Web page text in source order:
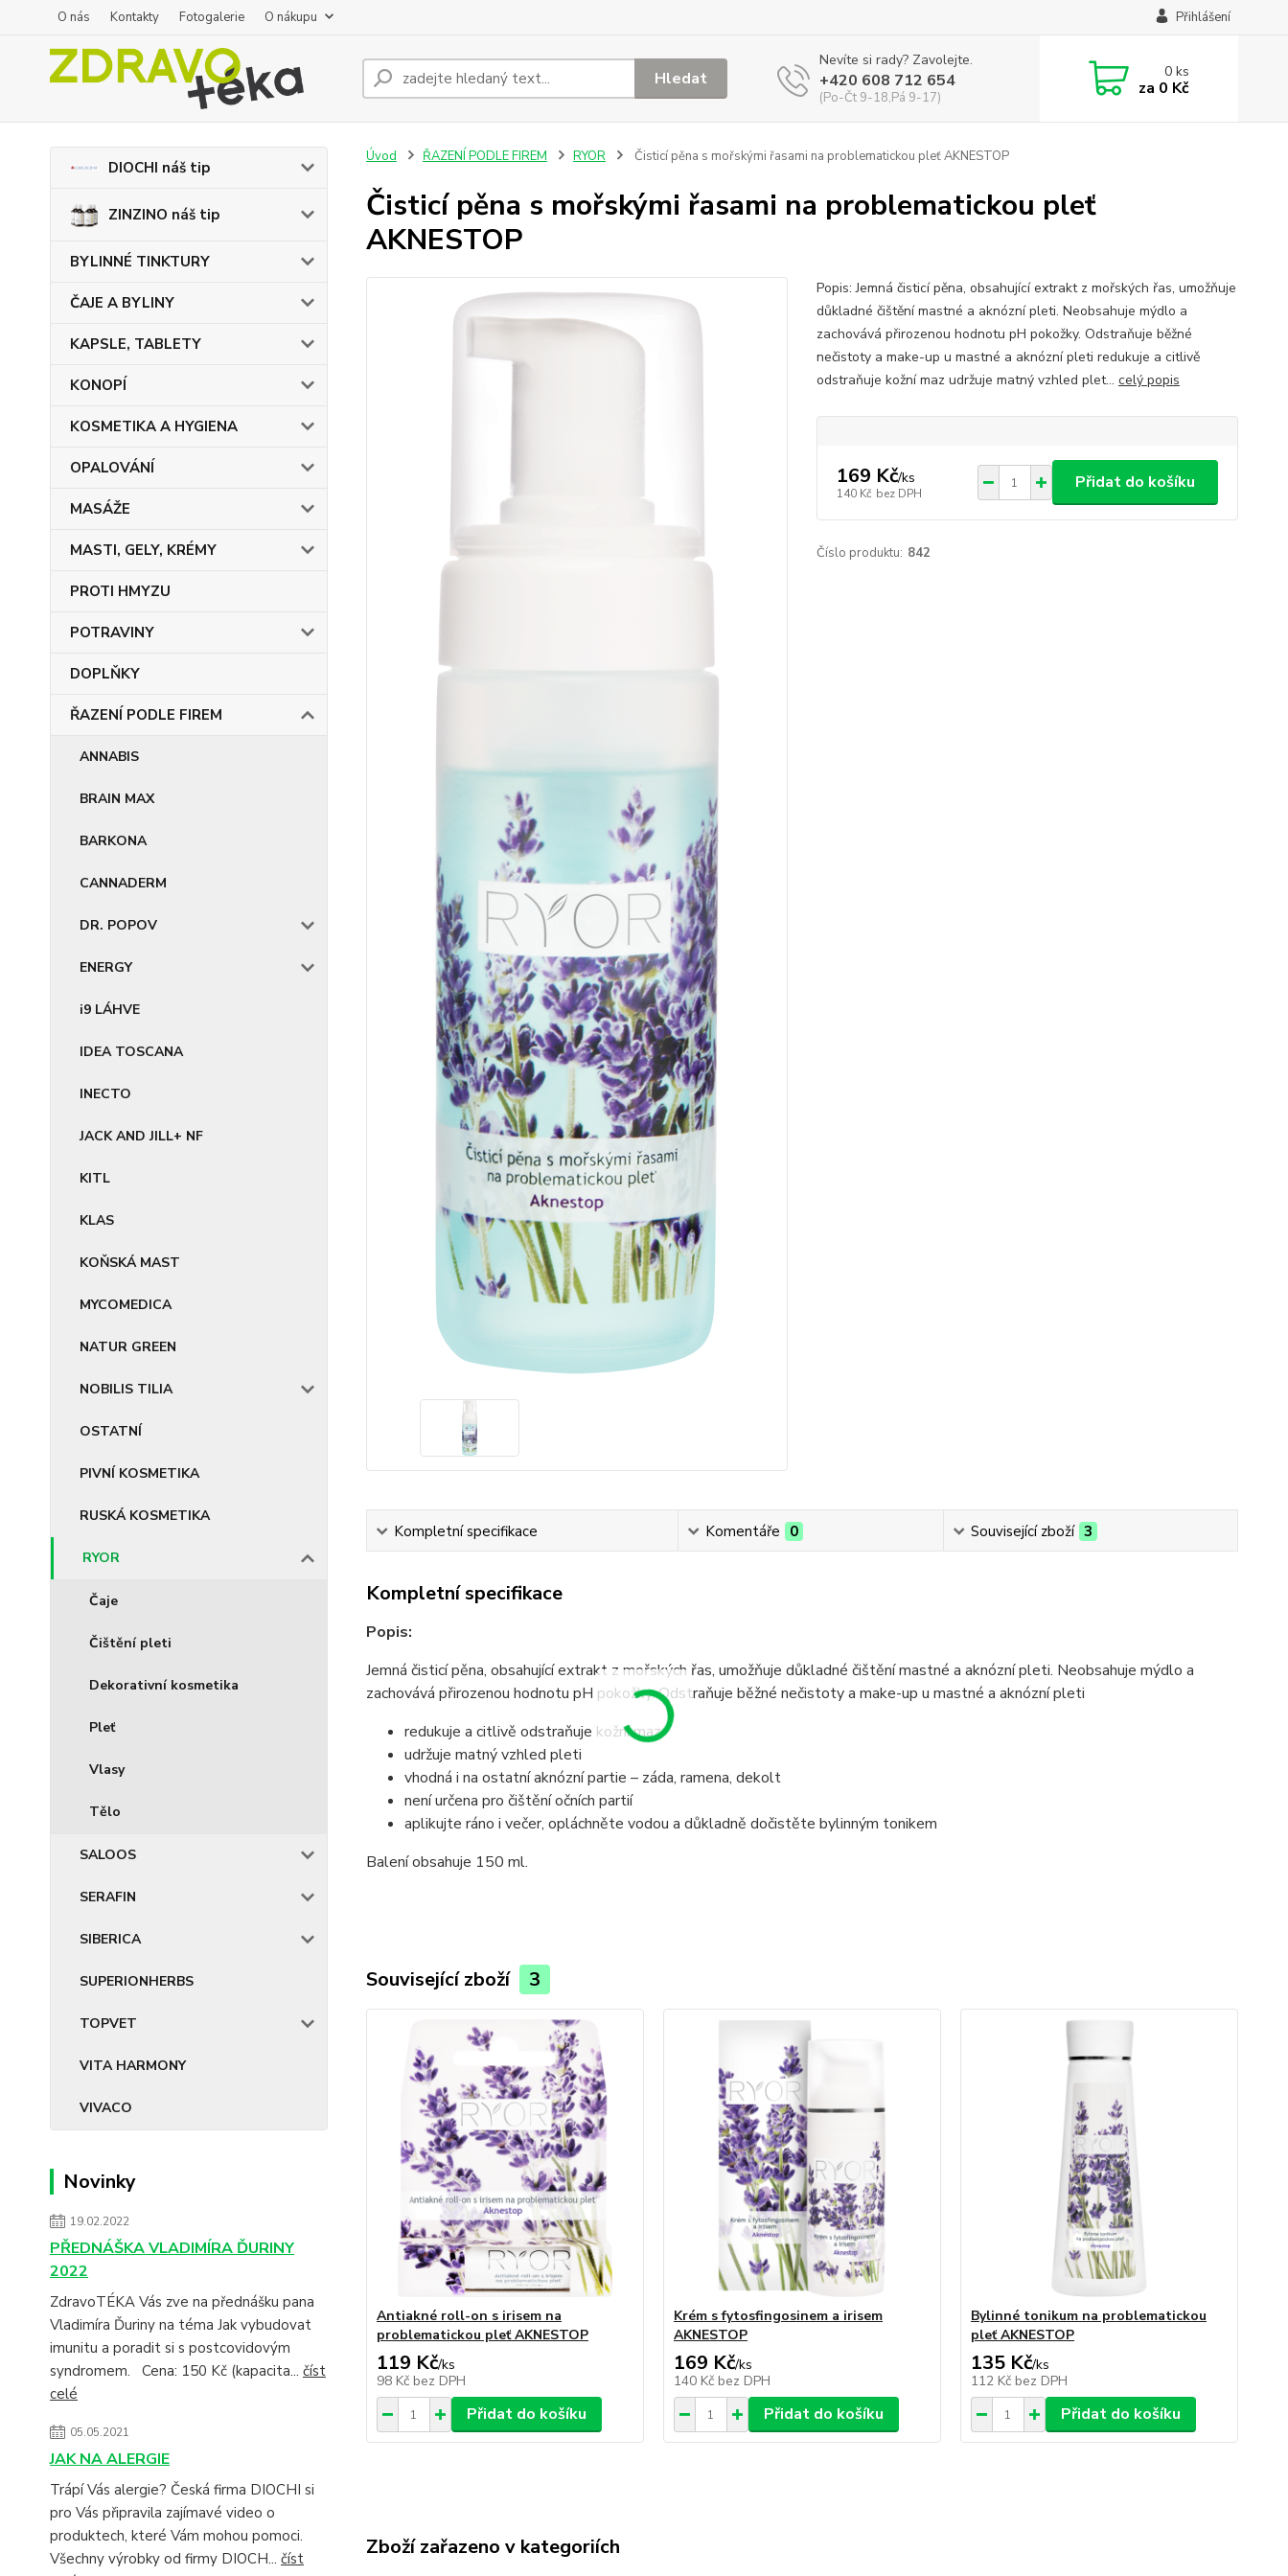
O nás Kontakty Fotogalerie O nákupu Přihlášení
Hledat
Nevíte si rady? Zavolejte.
+420 608 712 654
(Po-Čt 9-18,Pá 9-17)
0ks
za 0 Kč
DIOCHI náš tip
ZINZINO náš tip
BYLINNÉ TINKTURY
ČAJE A BYLINY
KAPSLE, TABLETY
KONOPÍ
KOSMETIKA A HYGIENA
OPALOVÁNÍ
MASÁŽE
MASTI, GELY, KRÉMY
PROTI HMYZU
POTRAVINY
DOPLŇKY
ŘAZENÍ PODLE FIREM
ANNABIS
BRAIN MAX
BARKONA
CANNADERM
DR. POPOV
ENERGY
i9 LÁHVE
IDEA TOSCANA
INECTO
JACK AND JILL+ NF
KITL
KLAS
KOŇSKÁ MAST
MYCOMEDICA
NATUR GREEN
NOBILIS TILIA
OSTATNÍ
PIVNÍ KOSMETIKA
RUSKÁ KOSMETIKA
RYOR
Čaje
Čištění pleti
Dekorativní kosmetika
Pleť
Vlasy
Tělo
SALOOS
SERAFIN
SIBERICA
SUPERIONHERBS
TOPVET
VITA HARMONY
VIVACO
Novinky
19.02.2022
PŘEDNÁŠKA VLADIMÍRA ĎURINY
2022
ZdravoTÉKA Vás zve na přednášku pana
Vladimíra Ďuriny na téma Jak vybudovat
imunitu a poradit si s postcovidovým
syndromem. Cena: 150 Kč (kapacita... číst
celé
05.05.2021
JAK NA ALERGIE
Trápí Vás alergie? Česká firma DIOCHI si
pro Vás připravila zajímavé video o
produktech, které Vám mohou pomoci.
Všechny výrobky od firmy DIOCH... číst
Úvod ŘAZENÍ PODLE FIREM RYOR Čisticí pěna s mořskými řasami na problematickou pleť AKNESTOP
Čisticí pěna s mořskými řasami na problematickou pleť
AKNESTOP
Popis: Jemná čisticí pěna, obsahující extrakt z mořských řas, umožňuje
důkladné čištění mastné a aknózní pleti. Neobsahuje mýdlo a
zachovává přirozenou hodnotu pH pokožky. Odstraňuje běžné
nečistoty a make-up u mastné a aknózní pleti redukuje a citlivě
odstraňuje kožní maz udržuje matný vzhled plet... celý popis
169 Kč/ks
140 Kč bez DPH
Přidat do košíku
Číslo produktu: 842
Kompletní specifikace Komentáře 0 Související zboží 3
Kompletní specifikace
Popis:
Jemná čisticí pěna, obsahující extrakt z mořských řas, umožňuje důkladné čištění mastné a aknózní pleti. Neobsahuje mýdlo a
zachovává přirozenou hodnotu pH pokožky. Odstraňuje běžné nečistoty a make-up u mastné a aknózní pleti
redukuje a citlivě odstraňuje kožní maz
udržuje matný vzhled pleti
vhodná i na ostatní aknózní partie – záda, ramena, dekolt
není určena pro čištění očních partií
aplikujte ráno i večer, opláchněte vodou a důkladně dočistěte bylinným tonikem
Balení obsahuje 150 ml.
Související zboží 3
Antiakné roll-on s irisem na
problematickou pleť AKNESTOP
119 Kč/ks
98 Kč bez DPH
Přidat do košíku
Krém s fytosfingosinem a irisem
AKNESTOP
169 Kč/ks
140 Kč bez DPH
Přidat do košíku
Bylinné tonikum na problematickou
pleť AKNESTOP
135 Kč/ks
112 Kč bez DPH
Přidat do košíku
Zboží zařazeno v kategoriích